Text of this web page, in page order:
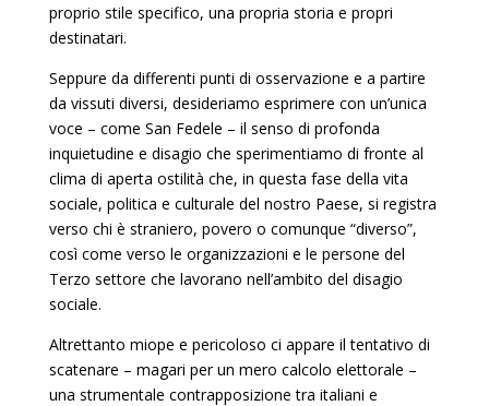
proprio stile specifico, una propria storia e propri
destinatari.
Seppure da differenti punti di osservazione e a partire
da vissuti diversi, desideriamo esprimere con un’unica
voce – come San Fedele – il senso di profonda
inquietudine e disagio che sperimentiamo di fronte al
clima di aperta ostilità che, in questa fase della vita
sociale, politica e culturale del nostro Paese, si registra
verso chi è straniero, povero o comunque “diverso”,
così come verso le organizzazioni e le persone del
Terzo settore che lavorano nell’ambito del disagio
sociale.
Altrettanto miope e pericoloso ci appare il tentativo di
scatenare – magari per un mero calcolo elettorale –
una strumentale contrapposizione tra italiani e